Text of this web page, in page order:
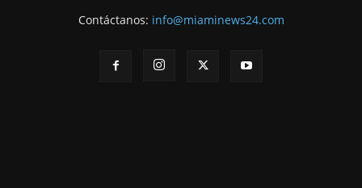
Contáctanos: info@miaminews24.com